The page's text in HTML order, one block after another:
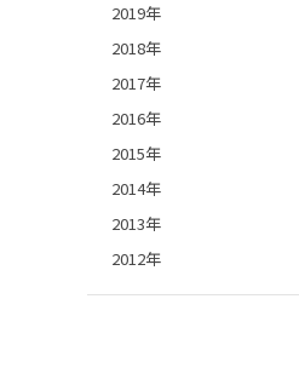
2019年
2018年
2017年
2016年
2015年
2014年
2013年
2012年